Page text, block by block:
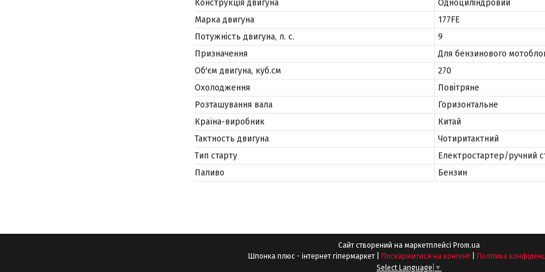
Конструкція двигуна
Одноциліндровий
Марка двигуна
177FE
Потужність двигуна, л. с.
9
Призначення
Для бензинового
Об'єм двигуна, куб.см
270
Охолодження
Повітряне
Розташування вала
Горизонтальне
Країна-виробник
Китай
Тактность двигуна
Чотиритактний
Тип старту
Електростартер/ручний
Паливо
Бензин
Сайт створений на маркетплейсі Prom.ua
Поскаржитися на контент
Політика
Select Language ▼